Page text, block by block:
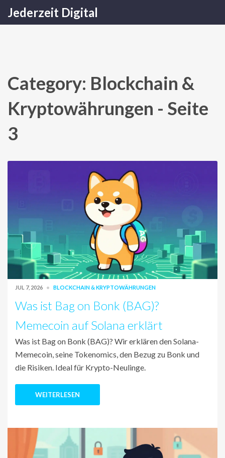
Jederzeit Digital
Category: Blockchain &
Kryptowährungen - Seite
3
JUL 7, 2026 BLOCKCHAIN & KRYPTOWÄHRUNGEN
Was ist Bag on Bonk (BAG)?
Memecoin auf Solana erklärt
Was ist Bag on Bonk (BAG)? Wir erklären den Solana-
Memecoin, seine Tokenomics, den Bezug zu Bonk und
die Risiken. Ideal für Krypto-Neulinge.
WEITERLESEN